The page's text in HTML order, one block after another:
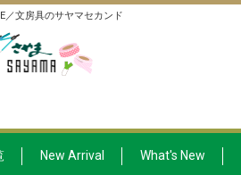
／文房具のサヤマセカンド
New Arrival What's New